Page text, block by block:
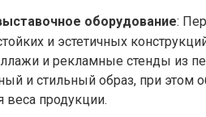
оборудование:
и эстетичных
и рекламные стенды из
и стильный образ, при этом
веса продукции.